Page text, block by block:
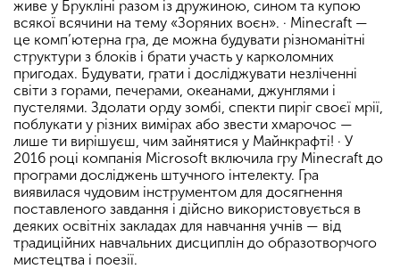
живе у Брукліні разом із дружиною, сином та купою
всякої всячини на тему «Зоряних воєн». · Minecraft —
це комп’ютерна гра, де можна будувати різноманітні
структури з блоків і брати участь у карколомних
пригодах. Будувати, грати і досліджувати незліченні
світи з горами, печерами, океанами, джунглями і
пустелями. Здолати орду зомбі, спекти пиріг своєї мрії,
поблукати у різних вимірах або звести хмарочос —
лише ти вирішуєш, чим зайнятися у Майнкрафті! · У
2016 році компанія Microsoft включила гру Minecraft до
програми досліджень штучного інтелекту. Гра
виявилася чудовим інструментом для досягнення
поставленого завдання і дійсно використовується в
деяких освітніх закладах для навчання учнів — від
традиційних навчальних дисциплін до образотворчого
мистецтва і поезії.